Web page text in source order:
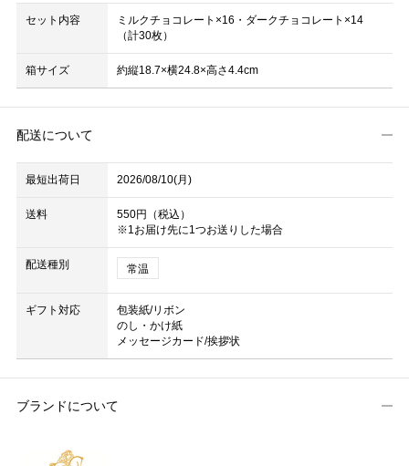
セット内容
ミルクチョコレート×16・ダークチョコレート×14
（計30枚）
箱サイズ 約縦18.7×横24.8×高さ4.4cm
配送について
最短出荷日 2026/08/10(月)
送料
550円（税込）
※1お届け先に1つお送りした場合
配送種別 常温
ギフト対応
包装紙/リボン
のし・かけ紙
メッセージカード/挨拶状
ブランドについて